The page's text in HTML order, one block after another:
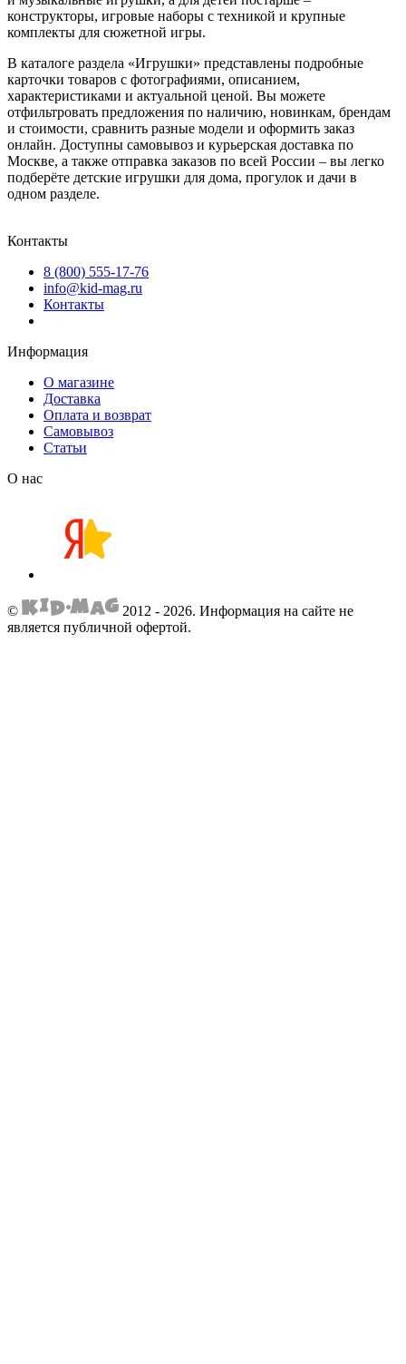
конструкторы, игровые наборы с техникой и крупные
комплекты для сюжетной игры.
В каталоге раздела «Игрушки» представлены подробные
карточки товаров с фотографиями, описанием,
характеристиками и актуальной ценой. Вы можете
отфильтровать предложения по наличию, новинкам, брендам
и стоимости, сравнить разные модели и оформить заказ
онлайн. Доступны самовывоз и курьерская доставка по
Москве, а также отправка заказов по всей России – вы легко
подберёте детские игрушки для дома, прогулок и дачи в
одном разделе.
Контакты
8 (800) 555-17-76
info@kid-mag.ru
Контакты
Информация
О магазине
Доставка
Оплата и возврат
Самовывоз
Статьи
О нас
© 2012 - 2026. Информация на сайте не
является публичной офертой.